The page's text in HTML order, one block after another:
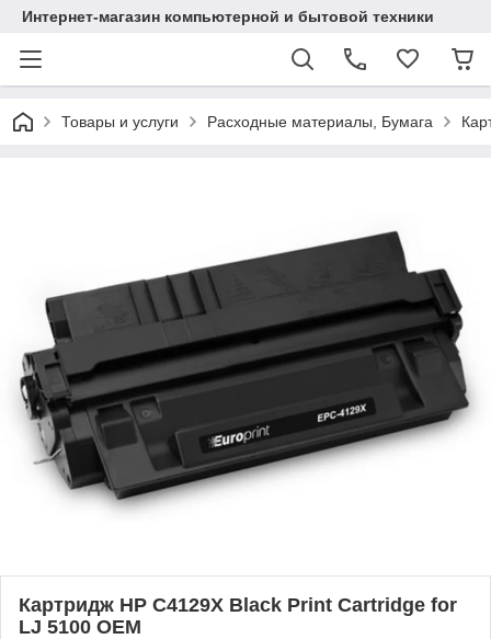
Интернет-магазин компьютерной и бытовой техники
Товары и услуги Расходные материалы, Бумага
Картридж HP C4129X Black Print Cartridge for
LJ 5100 OEM